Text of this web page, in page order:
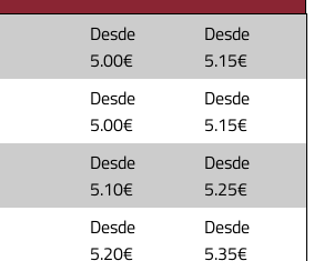
Desde
5.00€
Desde
5.15€
Desde
5.00€
Desde
5.15€
Desde
5.10€
Desde
5.25€
Desde
5.20€
Desde
5.35€